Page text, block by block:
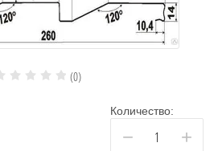
(0)
Количество:
− +